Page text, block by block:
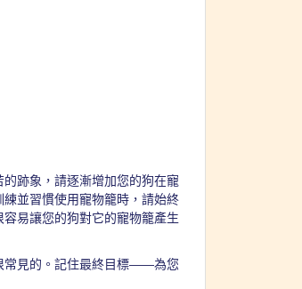
跡象，請逐漸增加您的狗在寵
並習慣使用寵物籠時，請始終
易讓您的狗對它的寵物籠產生
常見的。記住最終目標——為您